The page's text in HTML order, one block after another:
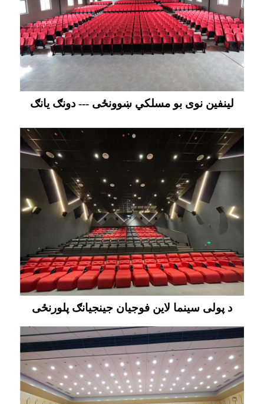
لینفین نوی بو مسلکي ښوونځی --- دونګ یانګ
د پولی سینما لاین فوجیان جینجیانګ پلورنځی